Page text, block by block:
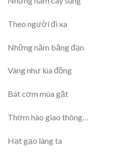
Theo người đi xa
Những năm băng đạn
Vàng như lúa đồng
Bát cơm mùa gặt
Thơm hào giao thông…
Hạt gạo làng ta